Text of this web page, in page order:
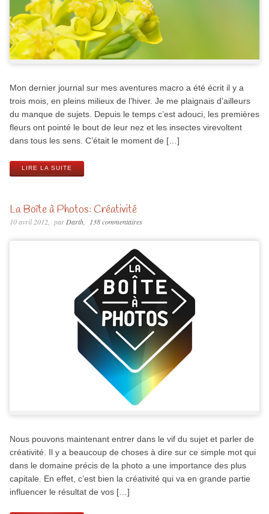
Mon dernier journal sur mes aventures macro a été écrit il y a
trois mois, en pleins milieux de l’hiver. Je me plaignais d’ailleurs
du manque de sujets. Depuis le temps c’est adouci, les premières
fleurs ont pointé le bout de leur nez et les insectes virevoltent
dans tous les sens. C’était le moment de […]
LIRE LA SUITE
La Boîte à Photos: Créativité
10 avril 2012 parDarth 138 commentaires
Nous pouvons maintenant entrer dans le vif du sujet et parler de
créativité. Il y a beaucoup de choses à dire sur ce simple mot qui
dans le domaine précis de la photo a une importance des plus
capitale. En effet, c’est bien la créativité qui va en grande partie
influencer le résultat de vos […]